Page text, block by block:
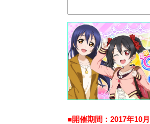
■開催期間：2017年10